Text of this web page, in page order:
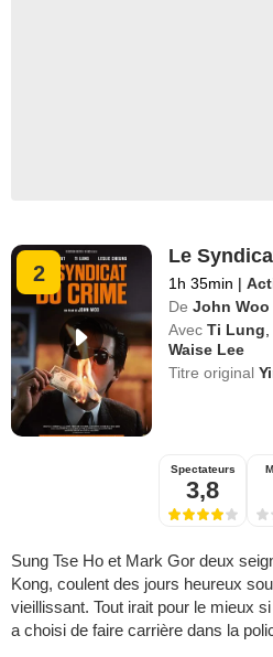
2
Le
1h 35min |
De John Woo
Avec Ti Lung
Waise Lee
Titre original
Spectateurs
3,8
Sung Tse Ho et Mark Gor deux
Kong, coulent des jours heureux
vieillissant. Tout irait pour le mieux
a choisi de faire carrière dans la